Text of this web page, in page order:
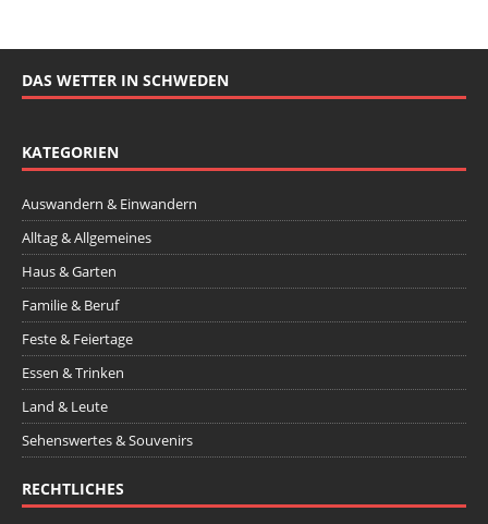
DAS WETTER IN SCHWEDEN
KATEGORIEN
Auswandern & Einwandern
Alltag & Allgemeines
Haus & Garten
Familie & Beruf
Feste & Feiertage
Essen & Trinken
Land & Leute
Sehenswertes & Souvenirs
RECHTLICHES